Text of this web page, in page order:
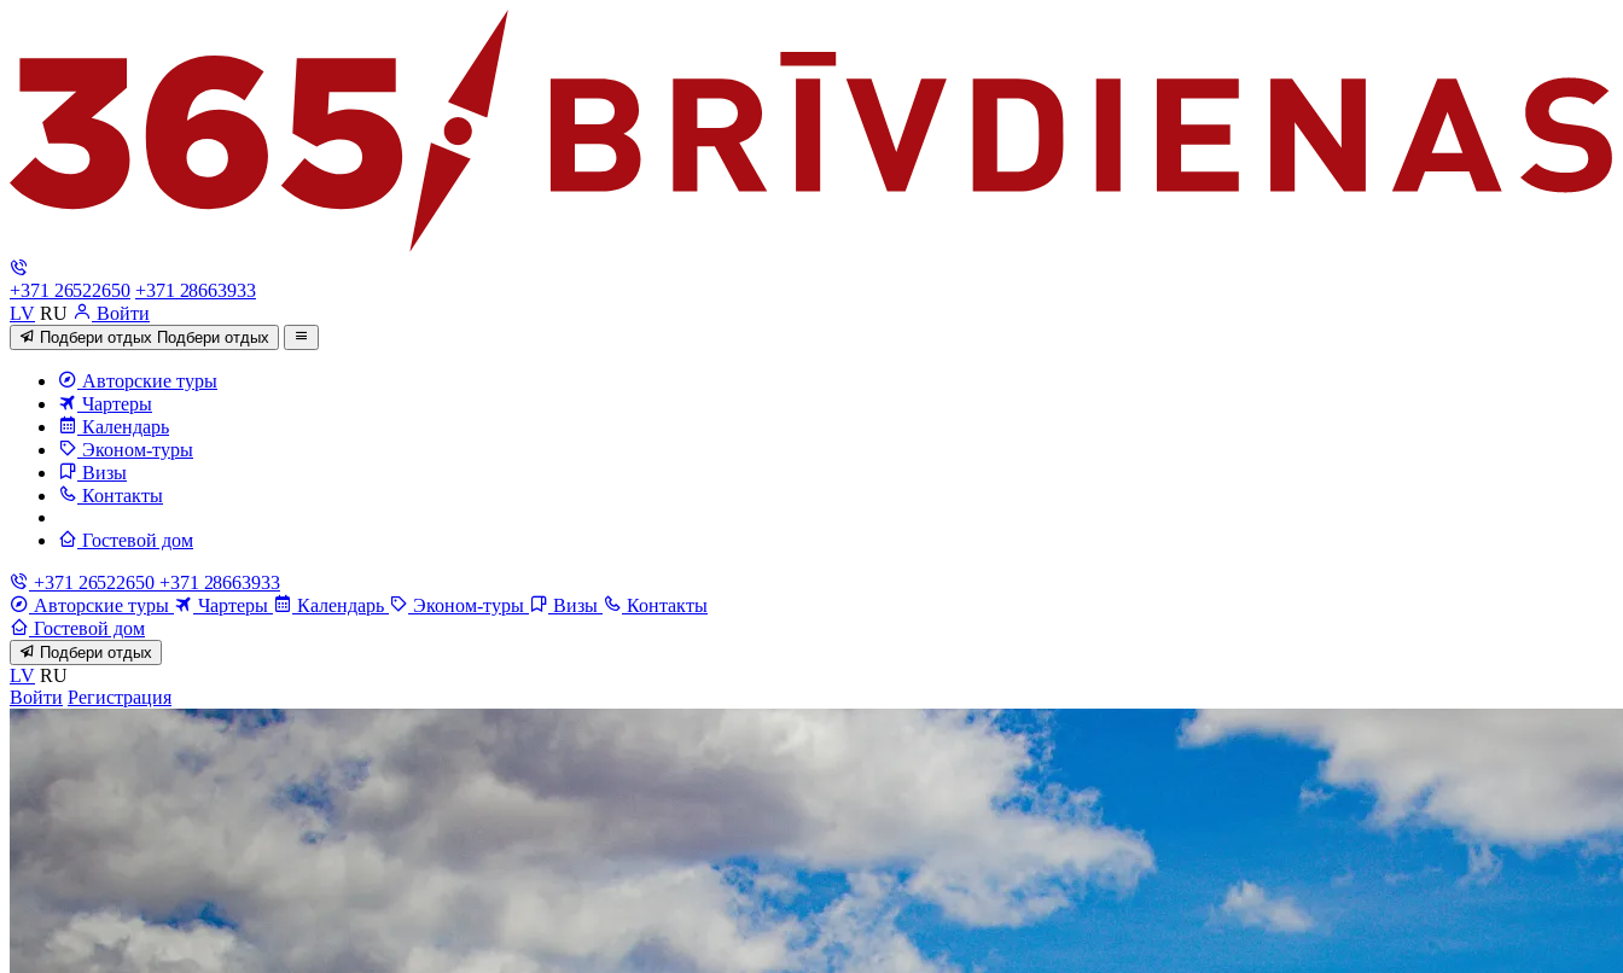
+371 26522650 +371 28663933
LV RU Войти
Подбери отдых Подбери отдых
Авторские туры
Чартеры
Календарь
Эконом-туры
Визы
Контакты
Гостевой дом
+371 26522650 +371 28663933
Авторские туры
Чартеры Календарь Эконом-туры Визы
Контакты
Гостевой дом
Подбери отдых
LV RU
Войти Регистрация